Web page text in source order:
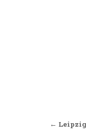
←